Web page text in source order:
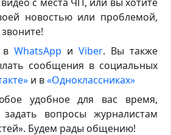
новостью или проблемой,
WhatsApp иViber. Вы также
сообщения в социальных
и в«Одноклассниках»
удобное для вас время,
вопросы журналистам
Будем рады общению!